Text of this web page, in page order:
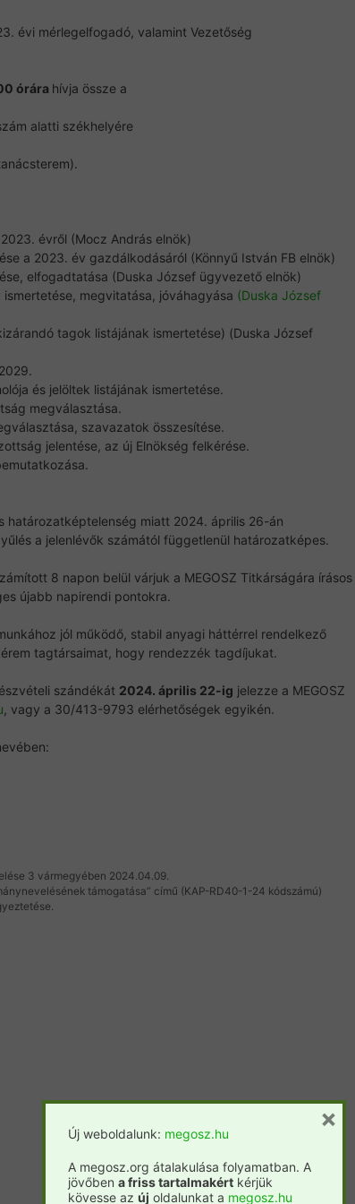
évi mérlegelfogadó, valamint Vezetőség
órára hívja össze a
alatti székhelyére
évről (Mocz András elnök)
a 2023. év gazdálkodásáról (Könnyű István FB elnök)
elfogadtatása (Duska József ügyvezető elnök)
megvitatása, jóváhagyása (Duska József
tagok listájának ismertetése) (Duska József
és jelöltek listájának ismertetése.
megválasztása.
szavazatok összesítése.
jelentése, az új Elnökség felkérése.
határozatképtelenség miatt 2024. április 26-án
a jelenlévők számától függetlenül határozatképes.
8 napon belül várjuk a MEGOSZ Titkárságára írásos
újabb napirendi pontokra.
jól működő, stabil anyagi háttérrel rendelkező
tagtársaimat, hogy rendezzék tagdíjukat.
szándékát 2024. április 22-ig jelezze a MEGOSZ
, vagy a 30/413-9793 elérhetőségek egyikén.
3 vármegyében 2024.04.09.
támogatása” című (KAP-RD40-1-24 kódszámú)
Új weboldalunk: megosz.hu
A megosz.org átalakulása folyamatban. A
jövőben a friss tartalmakért kérjük
kövesse az új oldalunkat a megosz.hu
×